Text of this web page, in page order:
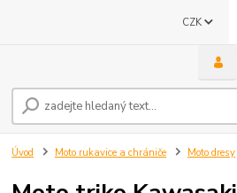
CZK
Úvod Moto rukavice a chrániče Moto dresy